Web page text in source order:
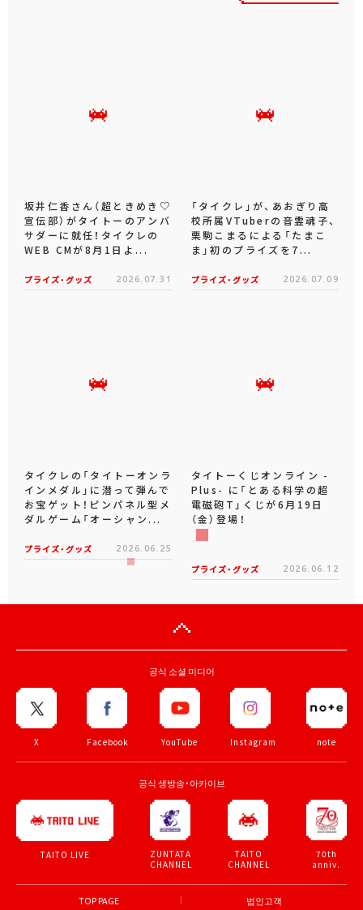
坂井仁香さん（超ときめき♡
宣伝部）がタイトーのアンバ
サダーに就任！タイクレの
WEB CMが8月1日よ...
プライズ・グッズ 2026.07.31
「タイクレ」が、あおぎり高
校所属VTuberの音霊魂子、
栗駒こまるによる「たまこ
ま」初のプライズを7...
プライズ・グッズ 2026.07.09
タイクレの「タイトーオンラ
インメダル」に潜って弾んで
お宝ゲット！ピンパネル型メ
ダルゲーム「オーシャン...
プライズ・グッズ 2026.06.25
タイトーくじオンライン -
Plus- に「とある科学の超
電磁砲T」くじが6月19日
（金）登場！
プライズ・グッズ 2026.06.12
공식 소셜 미디어
X Facebook YouTube Instagram note
공식 생방송・아카이브
TAITO LIVE
ZUNTATA
CHANNEL
TAITO
CHANNEL
70th
anniv.
TOP PAGE 법인고객